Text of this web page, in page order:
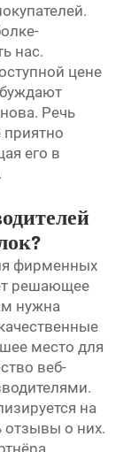
нас.
цене
Речь
приятно
его в
фирменных
решающее
нужна
место для
веб-
на
отзывы о них.